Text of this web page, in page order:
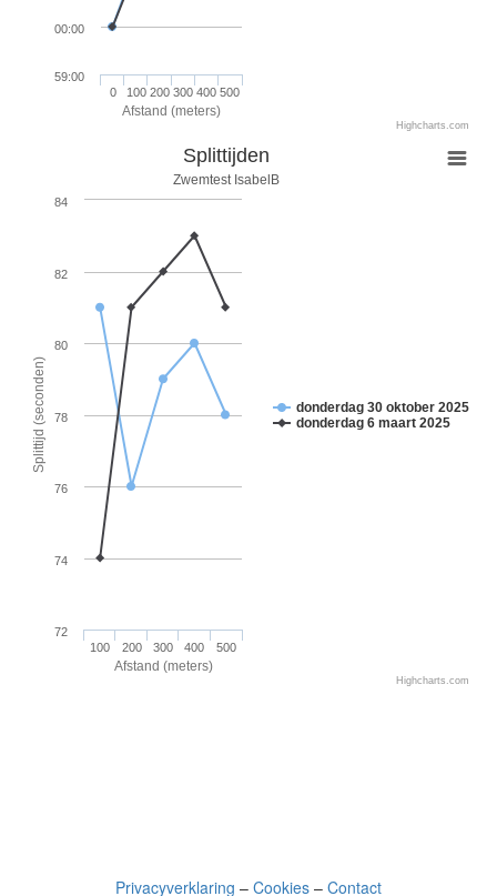
Afstand (meters)
0 100 200 300 400 500
59:00
00:00
Highcharts.com
Afstand (meters)
Splittijd (seconden)
Splittijden
Zwemtest IsabelB
donderdag 30 oktober 2025
donderdag 6 maart 2025
100 200 300 400 500
72
74
76
78
80
82
84
Highcharts.com
Privacyverklaring – Cookies – Contact